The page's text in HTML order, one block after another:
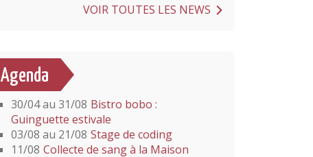
VOIR TOUTES LES NEWS
Agenda
30/04 au 31/08 Bistro bobo :
Guinguette estivale
03/08 au 21/08 Stage de coding
11/08 Collecte de sang à la Maison